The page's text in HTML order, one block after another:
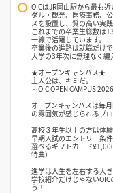
OICはJR岡山駅から最も
ダル・観光、医療事務、
スを設置し、質の高い実
これまでの卒業生総数は
一線で活躍しています。
卒業後の進路は就職だけ
大学の3年次に無理なく編
★オープンキャンパス★
主人公は、キミだ。
～OIC OPEN CAMPUS
オープンキャンパスは毎
の雰囲気が感じられるプ
高校３年生以上の方は体
早期入試のエントリー条
選べるギフトカード
特典）
進学は人生を左右する大き
学校紹介だけじゃない
う！